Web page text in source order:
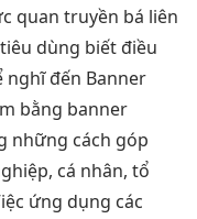
quan truyền bá liên
dùng biết điều
nghĩ đến Banner
bằng banner
những cách góp
cá nhân, tổ
ứng dụng các